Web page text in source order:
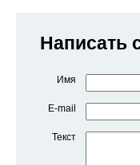
Написать
Имя
E-mail
Текст